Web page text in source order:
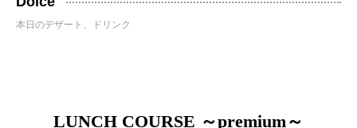
本日のデザート、ドリンク
LUNCH COURSE ～premium～